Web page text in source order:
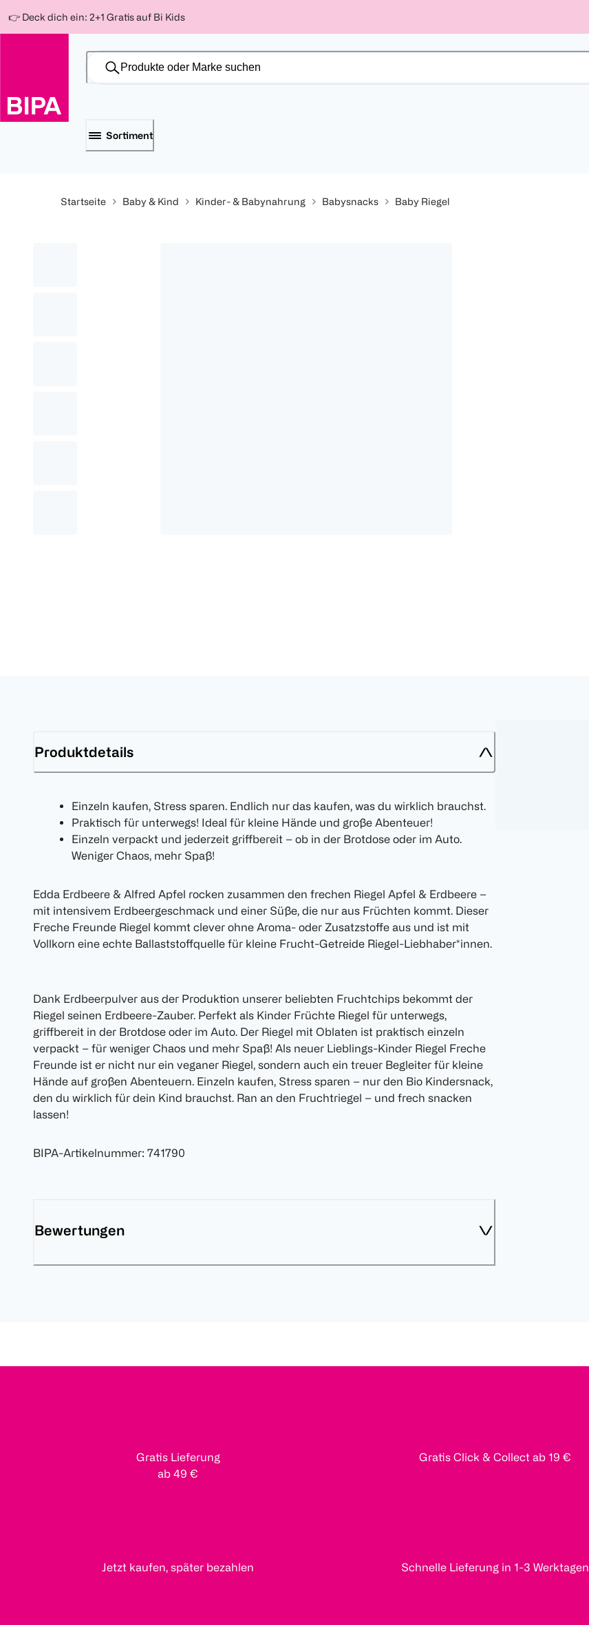
-10%
Für
150 Ös
-15%
Für
300 Ös
-20%
Für
500 Ös
zum
👉 Deck dich ein: 2+1 Gratis auf Bi Kids
Sortiment
Startseite Baby & Kind Kinder- & Babynahrung Babysnacks Baby Riegel
Produktdetails
Einzeln kaufen, Stress sparen. Endlich nur das kaufen, was du wirklich brauchst.
Praktisch für unterwegs! Ideal für kleine Hände und große Abenteuer!
Einzeln verpackt und jederzeit griffbereit – ob in der Brotdose oder im Auto.
Weniger Chaos, mehr Spaß!
Edda Erdbeere & Alfred Apfel rocken zusammen den frechen Riegel Apfel & Erdbeere –
mit intensivem Erdbeergeschmack und einer Süße, die nur aus Früchten kommt. Dieser
Freche Freunde Riegel kommt clever ohne Aroma- oder Zusatzstoffe aus und ist mit
Vollkorn eine echte Ballaststoffquelle für kleine Frucht-Getreide Riegel-Liebhaber*innen.
Dank Erdbeerpulver aus der Produktion unserer beliebten Fruchtchips bekommt der
Riegel seinen Erdbeere-Zauber. Perfekt als Kinder Früchte Riegel für unterwegs,
griffbereit in der Brotdose oder im Auto. Der Riegel mit Oblaten ist praktisch einzeln
verpackt – für weniger Chaos und mehr Spaß! Als neuer Lieblings-Kinder Riegel Freche
Freunde ist er nicht nur ein veganer Riegel, sondern auch ein treuer Begleiter für kleine
Hände auf großen Abenteuern. Einzeln kaufen, Stress sparen – nur den Bio Kindersnack,
den du wirklich für dein Kind brauchst. Ran an den Fruchtriegel – und frech snacken
lassen!
BIPA-Artikelnummer: 741790
Bewertungen
Gratis Lieferung
ab 49 €
Gratis Click & Collect ab 19 €
Jetzt kaufen, später bezahlen Schnelle Lieferung in 1-3 Werktagen